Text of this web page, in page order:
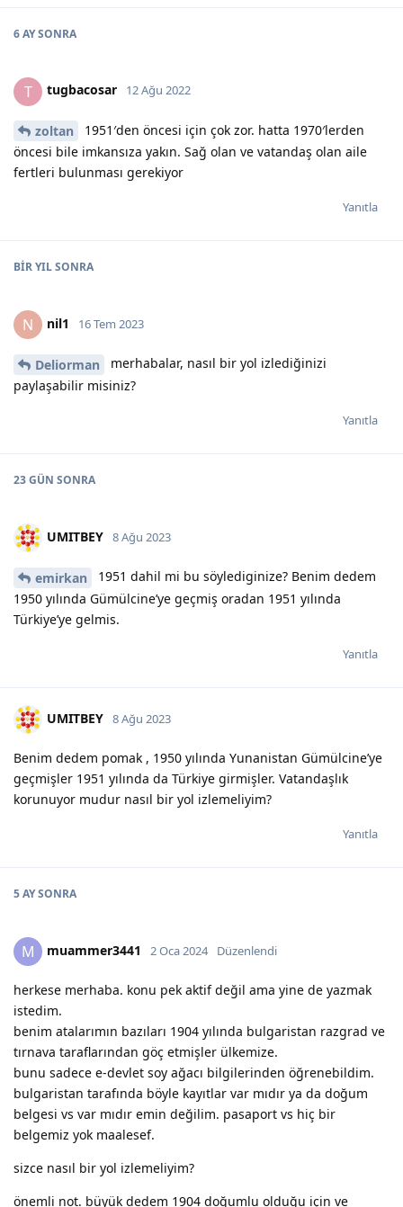
6 AYSONRA
T tugbacosar 12 Ağu 2022
zoltan
1951′den öncesi için çok zor. hatta 1970′lerden
öncesi bile imkansıza yakın. Sağ olan ve vatandaş olan aile
fertleri bulunması gerekiyor
Yanıtla
BIR YILSONRA
N nil1 16 Tem 2023
Deliorman
merhabalar, nasıl bir yol izlediğinizi
paylaşabilir misiniz?
Yanıtla
23 GÜN SONRA
UMITBEY 8 Ağu 2023
emirkan
1951 dahil mi bu söylediginize? Benim dedem
1950 yılında Gümülcine’ye geçmiş oradan 1951 yılında
Türkiye’ye gelmis.
Yanıtla
UMITBEY 8 Ağu 2023
Benim dedem pomak , 1950 yılında Yunanistan Gümülcine’ye
geçmişler 1951 yılında da Türkiye girmişler. Vatandaşlık
korunuyor mudur nasıl bir yol izlemeliyim?
Yanıtla
5 AYSONRA
M muammer3441 2 Oca 2024 Düzenlendi
herkese merhaba. konu pek aktif değil ama yine de yazmak
istedim.
benim atalarımın bazıları 1904 yılında bulgaristan razgrad ve
tırnava taraflarından göç etmişler ülkemize.
bunu sadece e-devlet soy ağacı bilgilerinden öğrenebildim.
bulgaristan tarafında böyle kayıtlar var mıdır ya da doğum
belgesi vs var mıdır emin değilim. pasaport vs hiç bir
belgemiz yok maalesef.
sizce nasıl bir yol izlemeliyim?
önemli not. büyük dedem 1904 doğumlu olduğu için ve